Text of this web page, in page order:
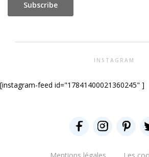
INSTAGRAM
[instagram-feed id="17841400021360245" ]